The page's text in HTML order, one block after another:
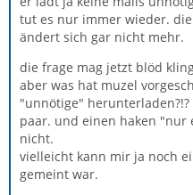
tut es nur immer wieder.
ändert sich gar nicht mehr.
die frage mag jetzt blöd
aber was hat muzel
"unnötige"
paar. und einen haken
nicht.
vielleicht kann mir ja noch
gemeint war.